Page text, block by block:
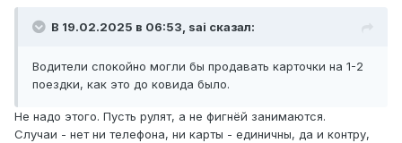
В 19.02.2025 в 06:53, sai сказал:
Водители спокойно могли бы продавать карточки на 1-2
поездки, как это до ковида было.
Не надо этого. Пусть рулят, а не фигнёй занимаются.
Случаи - нет ни телефона, ни карты - единичны, да и контру,